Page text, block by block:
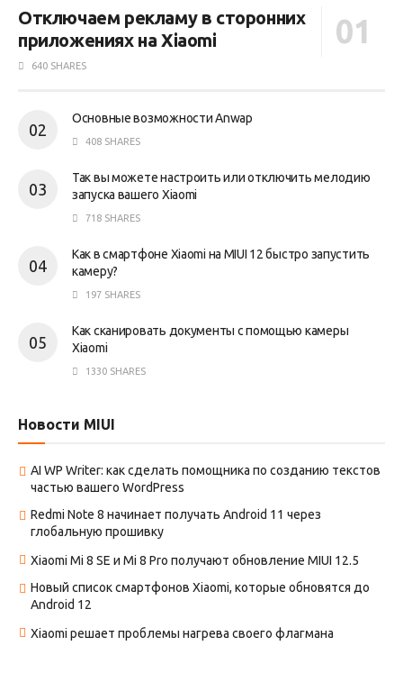
Отключаем рекламу в сторонних
приложениях на Xiaomi
640 SHARES
Основные возможности Anwap
408 SHARES
Так вы можете настроить или отключить мелодию
запуска вашего Xiaomi
718 SHARES
Как в смартфоне Xiaomi на MIUI 12 быстро запустить
камеру?
197 SHARES
Как сканировать документы с помощью камеры
Xiaomi
1330 SHARES
Новости MIUI
AI WP Writer: как сделать помощника по созданию текстов
частью вашего WordPress
Redmi Note 8 начинает получать Android 11 через
глобальную прошивку
Xiaomi Mi 8 SE и Mi 8 Pro получают обновление MIUI 12.5
Новый список смартфонов Xiaomi, которые обновятся до
Android 12
Xiaomi решает проблемы нагрева своего флагмана